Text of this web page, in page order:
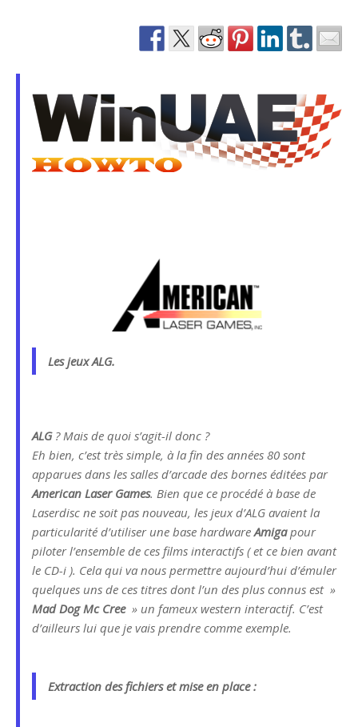
Les jeux ALG.
ALG? Mais de quoi s’agit-il donc ?
Eh bien, c’est très simple, à la fin des années 80 sont
apparues dans les salles d’arcade des bornes éditées par
American Laser Games. Bien que ce procédé à base de
Laserdisc ne soit pas nouveau, les jeux d’ALG avaient la
particularité d’utiliser une base hardwareAmigapour
piloter l’ensemble de ces films interactifs ( et ce bien avant
le CD-i ). Cela qui va nous permettre aujourd’hui d’émuler
quelques uns de ces titres dont l’un des plus connus est »
Mad Dog Mc Cree» un fameux western interactif. C’est
d’ailleurs lui que je vais prendre comme exemple.
Extraction des fichiers et mise en place :